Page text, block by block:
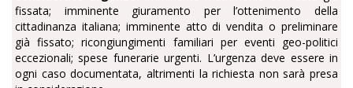
fissata; imminente giuramento per l’ottenimento della
cittadinanza italiana; imminente atto di vendita o preliminare
già fissato; ricongiungimenti familiari per eventi geo-politici
eccezionali; spese funerarie urgenti. L’urgenza deve essere in
ogni caso documentata, altrimenti la richiesta non sarà presa